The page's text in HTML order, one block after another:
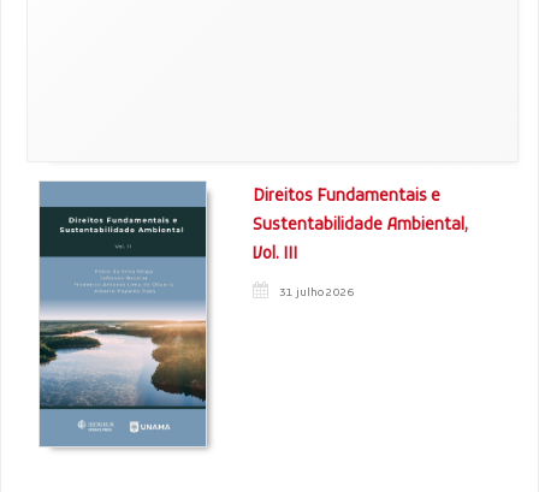
Direitos Fundamentais e
Sustentabilidade Ambiental,
Vol. III
31 julho 2026